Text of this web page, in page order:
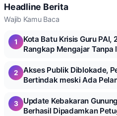
Headline Berita
Wajib Kamu Baca
1
Kota Batu Krisis Guru PAI,
Rangkap Mengajar Tanpa
2
Akses Publik Diblokade,
Bertindak meski Ada
3
Update Kebakaran
Berhasil Dipadamkan